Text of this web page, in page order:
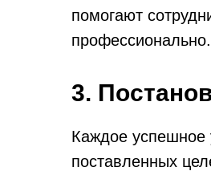
помогают
профессионально.
3.
Каждое успешное
поставленных